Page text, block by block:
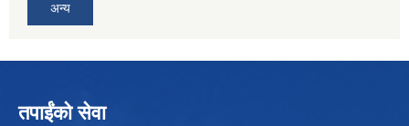
अन्य
तपाईंको सेवा